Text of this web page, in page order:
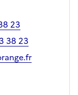
23
38 23